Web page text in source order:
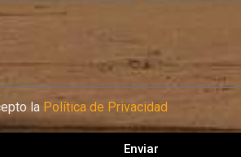
la Política de Privacidad
Enviar